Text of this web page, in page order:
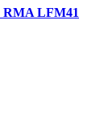
RMA LFM41